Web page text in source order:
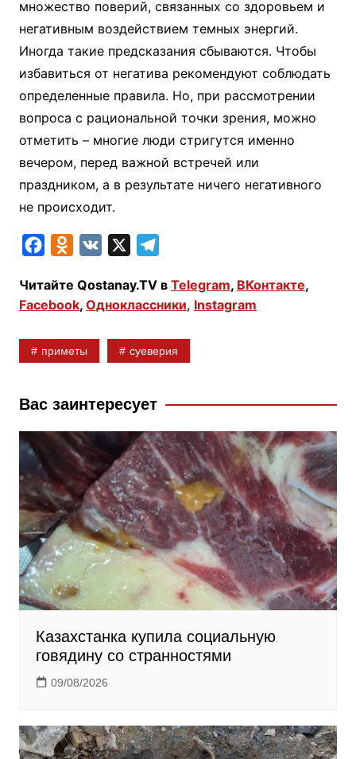
множество поверий, связанных со здоровьем и
негативным воздействием темных энергий.
Иногда такие предсказания сбываются. Чтобы
избавиться от негатива рекомендуют соблюдать
определенные правила. Но, при рассмотрении
вопроса с рациональной точки зрения, можно
отметить – многие люди стригутся именно
вечером, перед важной встречей или
праздником, а в результате ничего негативного
не происходит.
c
e
o
k
n
o
l
s
n
k
i
l
e
r
m
Читайте Qostanay.TV в Telegram, ВКонтакте,
Facebook, Одноклассники, Instagram
приметы суеверия
Вас заинтересует
Казахстанка купила социальную
говядину со странностями
09/08/2026